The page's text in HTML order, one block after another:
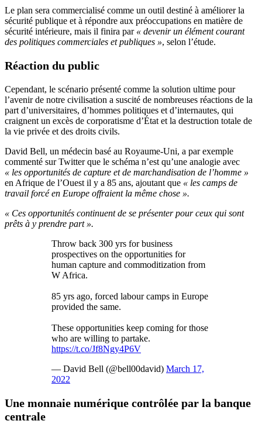
Le plan sera commercialisé comme un outil destiné à améliorer la
sécurité publique et à répondre aux préoccupations en matière de
sécurité intérieure, mais il finira par « devenir un élément courant
des politiques commerciales et publiques », selon l’étude.
Réaction du public
Cependant, le scénario présenté comme la solution ultime pour
l’avenir de notre civilisation a suscité de nombreuses réactions de la
part d’universitaires, d’hommes politiques et d’internautes, qui
craignent un excès de corporatisme d’État et la destruction totale de
la vie privée et des droits civils.
David Bell, un médecin basé au Royaume-Uni, a par exemple
commenté sur Twitter que le schéma n’est qu’une analogie avec
« les opportunités de capture et de marchandisation de l’homme »
en Afrique de l’Ouest il y a 85 ans, ajoutant que « les camps de
travail forcé en Europe offraient la même chose ».
« Ces opportunités continuent de se présenter pour ceux qui sont
prêts à y prendre part ».
Throw back 300 yrs for business
prospectives on the opportunities for
human capture and commoditization from
W Africa.
85 yrs ago, forced labour camps in Europe
provided the same.
These opportunities keep coming for those
who are willing to partake.
https://t.co/Jf8Ngy4P6V
— David Bell (@bell00david) March 17,
2022
Une monnaie numérique contrôlée par la banque
centrale